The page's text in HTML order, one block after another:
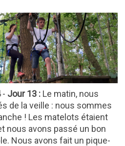
- Jour 13 : Le matin, nous
de la veille : nous sommes
! Les matelots étaient
nous avons passé un bon
Nous avons fait un pique-